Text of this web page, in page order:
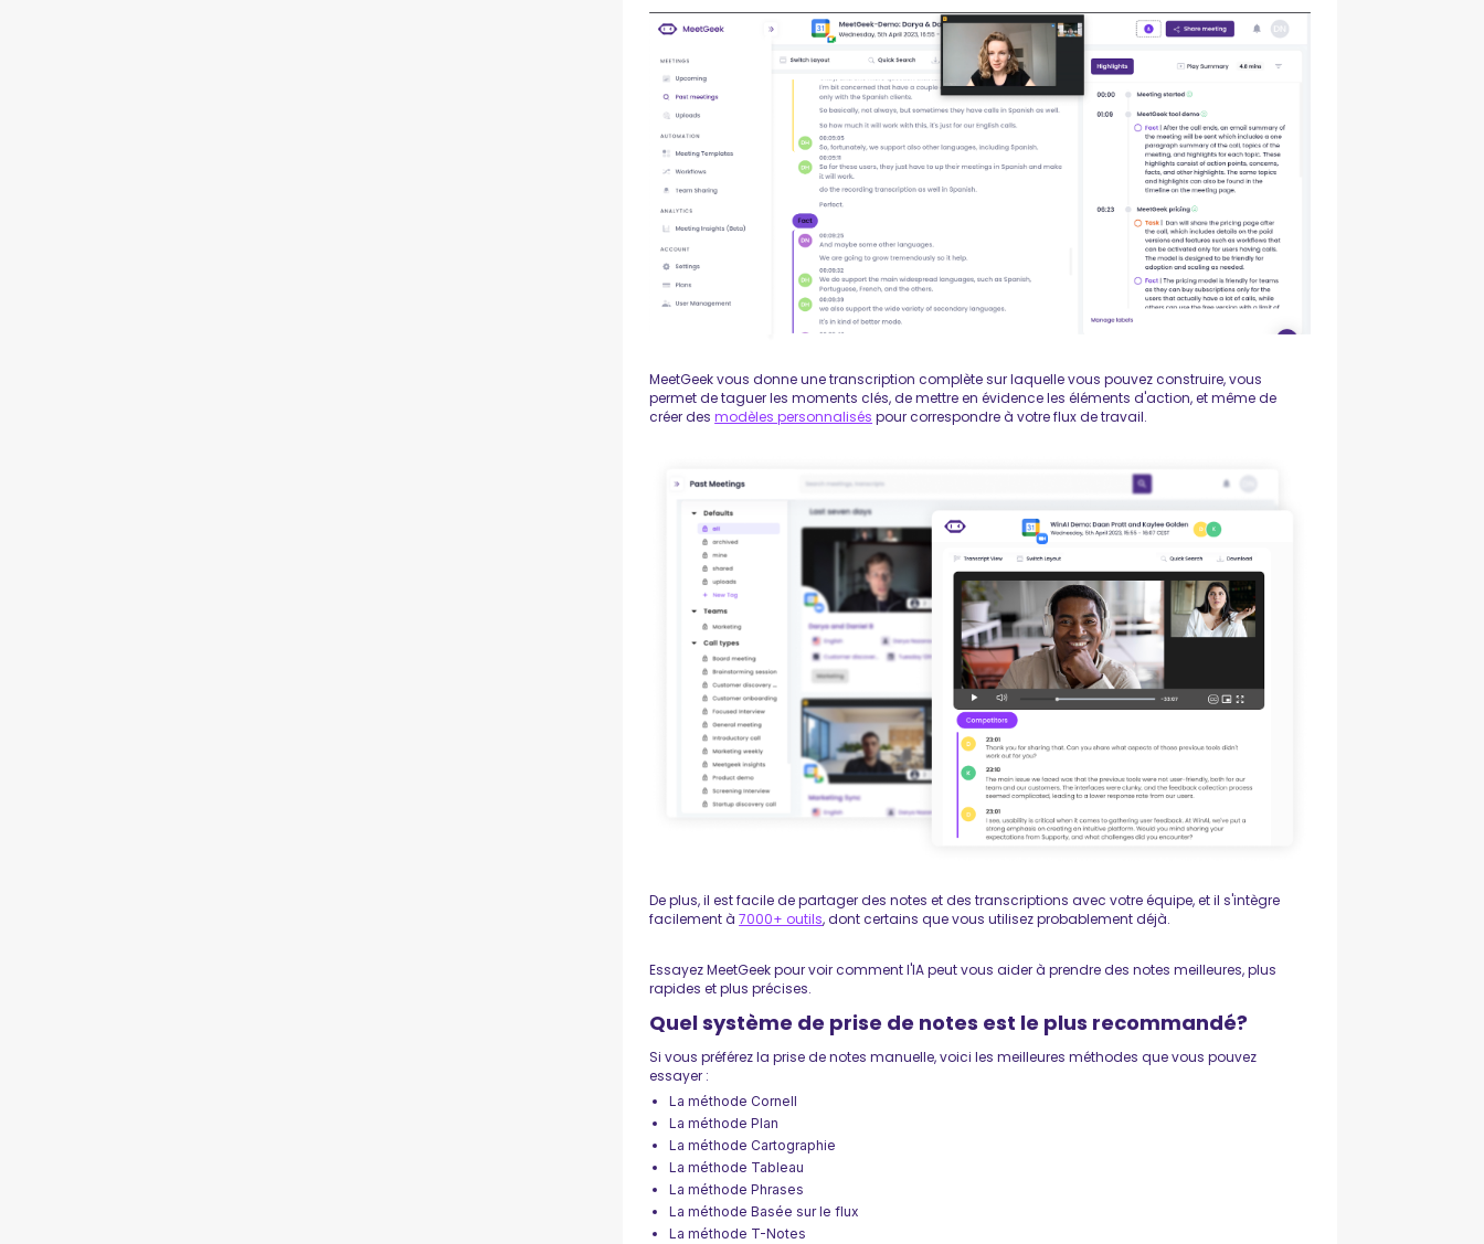
MeetGeek vous donne une transcription complète sur laquelle vous pouvez construire, vous
permet de taguer les moments clés, de mettre en évidence les éléments d'action, et même de
créer desmodèles personnalisés pour correspondre à votre flux de travail.
De plus, il est facile de partager des notes et des transcriptions avec votre équipe, et il s'intègre
facilement à7000+ outils, dont certains que vous utilisez probablement déjà.
Essayez MeetGeek pour voir comment l'IA peut vous aider à prendre des notes meilleures, plus
rapides et plus précises.
Quel système de prise de notes est le plus recommandé?
Si vous préférez la prise de notes manuelle, voici les meilleures méthodes que vous pouvez
essayer :
La méthode Cornell
La méthode Plan
La méthode Cartographie
La méthode Tableau
La méthode Phrases
La méthode Basée sur le flux
La méthode T-Notes